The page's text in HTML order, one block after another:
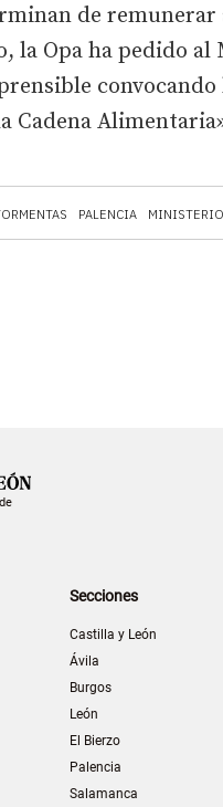
PALENCIA
de remunerar
la Opa ha pedido
Cadena
Secciones
Castilla y León
Ávila
Burgos
León
El Bierzo
Palencia
Salamanca